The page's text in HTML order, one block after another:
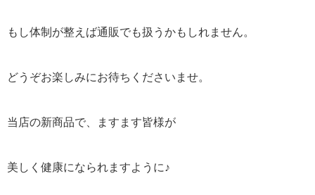
もし体制が整えば通販でも扱うかもしれません。
どうぞお楽しみにお待ちくださいませ。
当店の新商品で、ますます皆様が
美しく健康になられますように♪